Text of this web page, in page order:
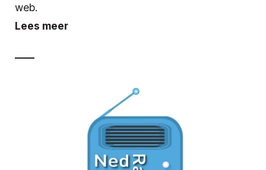
web.
Lees meer